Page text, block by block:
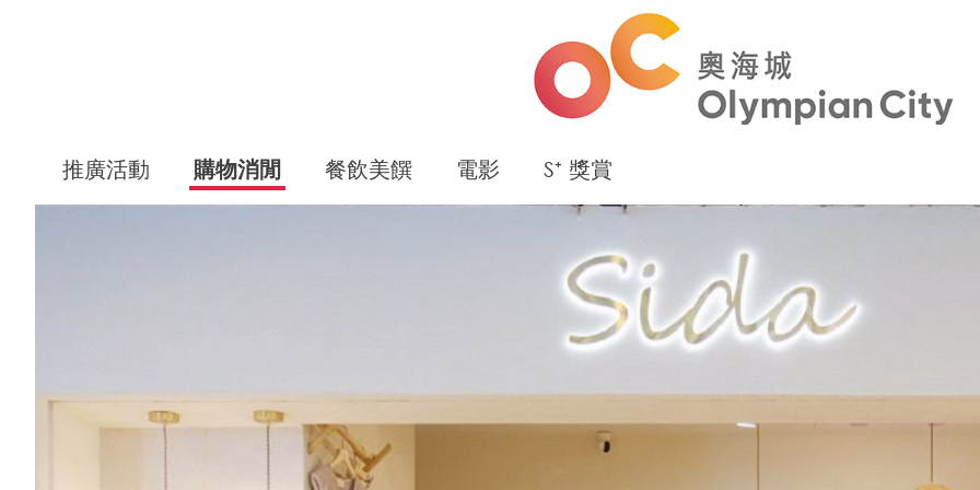
推廣活動 購物消閒 餐飲美饌 電影 S⁺ 獎賞